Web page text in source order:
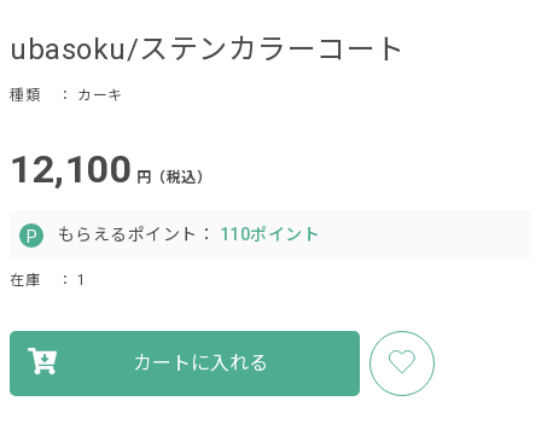
ubasoku/ステンカラーコート
種類 ： カーキ
12,100 円（税込）
もらえるポイント： 110ポイント
在庫 ： 1
カートに入れる